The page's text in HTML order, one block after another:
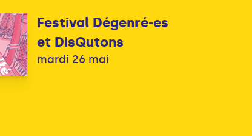
Festival Dégenré-es
et DisQutons
mardi 26 mai